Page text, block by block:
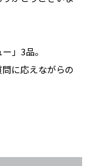
」3品。
に応えながらの